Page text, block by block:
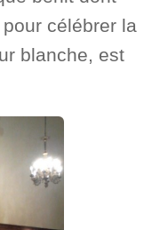
célébrer la
blanche, est